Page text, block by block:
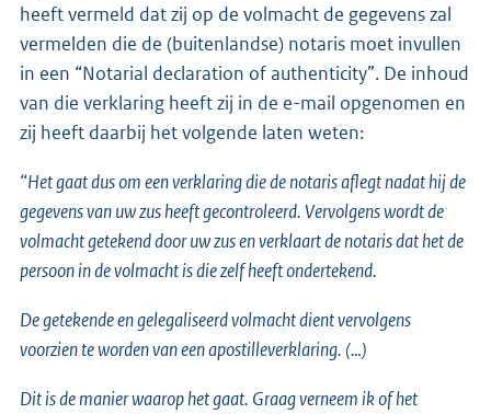
heeft vermeld dat zij op de volmacht de gegevens zal
vermelden die de (buitenlandse) notaris moet invullen
in een “Notarial declaration of authenticity”. De inhoud
van die verklaring heeft zij in de e-mail opgenomen en
zij heeft daarbij het volgende laten weten:
“Het gaat dus om een verklaring die de notaris aflegt nadat hij de
gegevens van uw zus heeft gecontroleerd. Vervolgens wordt de
volmacht getekend door uw zus en verklaart de notaris dat het de
persoon in de volmacht is die zelf heeft ondertekend.
De getekende en gelegaliseerd volmacht dient vervolgens
voorzien te worden van een apostilleverklaring. (…)
Dit is de manier waarop het gaat. Graag verneem ik of het